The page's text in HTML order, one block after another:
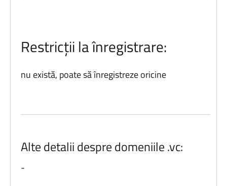
Restricții la înregistrare:
nu există, poate să înregistreze oricine
Alte detalii despre domeniile .vc:
-